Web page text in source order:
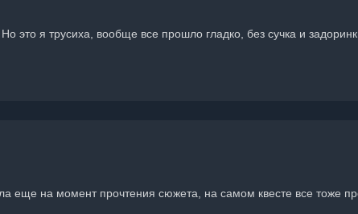
это я трусиха, вообще все прошло гладко, без сучка и
еще на момент прочтения сюжета, на самом квесте все тоже